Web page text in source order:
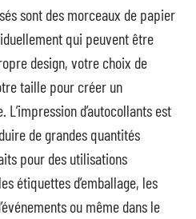
sont des morceaux de papier
qui peuvent être
design, votre choix de
taille pour créer un
d’autocollants est
de grandes quantités
pour des utilisations
étiquettes d’emballage, les
ou même dans le